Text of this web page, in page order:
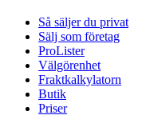
Så säljer du privat
Sälj som företag
ProLister
Välgörenhet
Fraktkalkylatorn
Butik
Priser